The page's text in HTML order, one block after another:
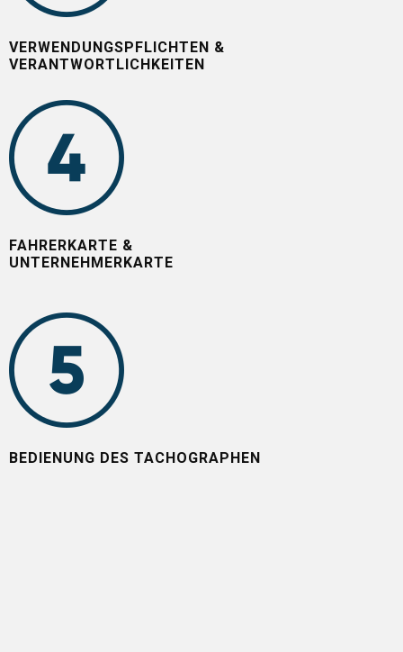
VERWENDUNGSPFLICHTEN &
VERANTWORTLICHKEITEN
FAHRERKARTE &
UNTERNEHMERKARTE
BEDIENUNG DES TACHOGRAPHEN